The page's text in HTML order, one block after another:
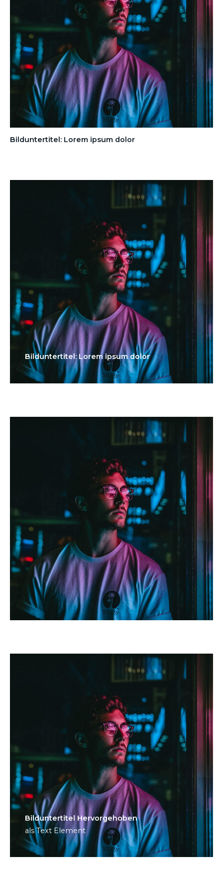
Bilduntertitel: Lorem ipsum dolor
Bilduntertitel: Lorem ipsum dolor
Bild­unter­titel Hervorgehoben
als Text Element